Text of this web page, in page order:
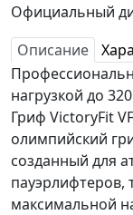
Официальный
Описание
нагрузкой до
Гриф VictoryFit
олимпийский
созданный для
максимальной